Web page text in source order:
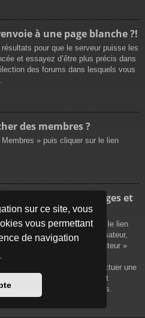
sur ce site, vous
vous permettant
de navigation
à une page blanche ?!
pour que le serveur puisse les
et essayez d’être plus précis dans
des forums dans lesquels vous
des membres ?
» puis cliquer sur le lien
mes propres messages et
affichés soit en cliquant sur le lien
de contrôle de l’utilisateur,
les messages de l’utilisateur »
soit en cliquant sur le menu
du forum. Pour effectuer une
la recherche avancée et
qui vous sont disponibles.